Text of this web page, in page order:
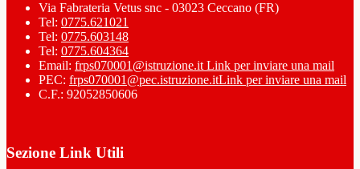
Via Fabrateria Vetus snc - 03023 Ceccano (FR)
Tel: 0775.621021
Tel: 0775.603148
Tel: 0775.604364
Email: frps070001@istruzione.it Link per inviare una mail
PEC: frps070001@pec.istruzione.itLink per inviare una mail
C.F.: 92052850606
Sezione Link Utili